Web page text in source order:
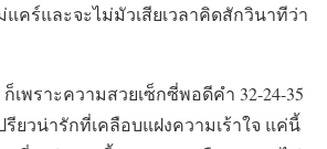
คร์และจะไม่มัวเสียเวลาคิดสักวินาทีว่า
เพราะความสวยเซ็กซี่พอดีคำ 32-24-35
ยวน่ารักที่เคลือบแฝงความเร้าใจ แค่นี้